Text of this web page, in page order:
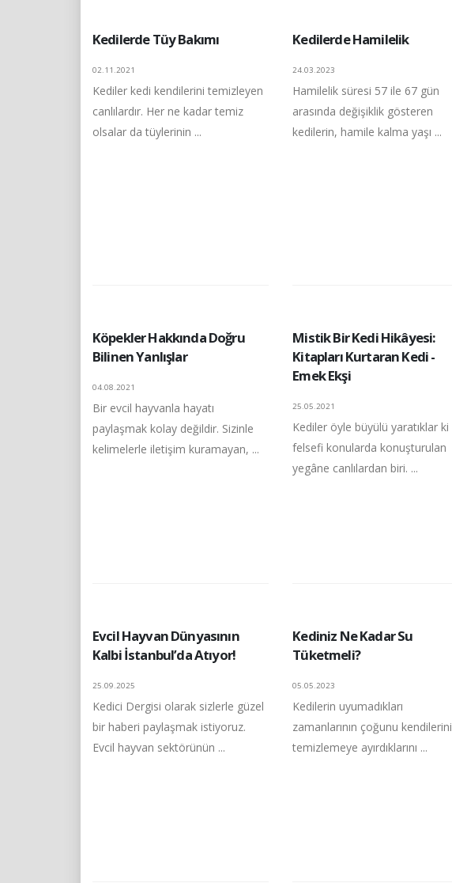
Kedilerde Tüy Bakımı
02.11.2021
Kediler kedi kendilerini temizleyen
canlılardır. Her ne kadar temiz
olsalar da tüylerinin ...
Kedilerde Hamilelik
24.03.2023
Hamilelik süresi 57 ile 67 gün
arasında değişiklik gösteren
kedilerin, hamile kalma yaşı ...
Köpekler Hakkında Doğru
Bilinen Yanlışlar
04.08.2021
Bir evcil hayvanla hayatı
paylaşmak kolay değildir. Sizinle
kelimelerle iletişim kuramayan, ...
Mistik Bir Kedi Hikâyesi:
Kitapları Kurtaran Kedi -
Emek Ekşi
25.05.2021
Kediler öyle büyülü yaratıklar ki
felsefi konularda konuşturulan
yegâne canlılardan biri. ...
Evcil Hayvan Dünyasının
Kalbi İstanbul’da Atıyor!
25.09.2025
Kedici Dergisi olarak sizlerle güzel
bir haberi paylaşmak istiyoruz.
Evcil hayvan sektörünün ...
Kediniz Ne Kadar Su
Tüketmeli?
05.05.2023
Kedilerin uyumadıkları
zamanlarının çoğunu kendilerini
temizlemeye ayırdıklarını ...